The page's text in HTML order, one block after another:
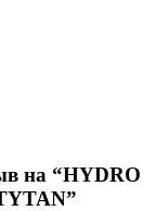
на “HYDRO